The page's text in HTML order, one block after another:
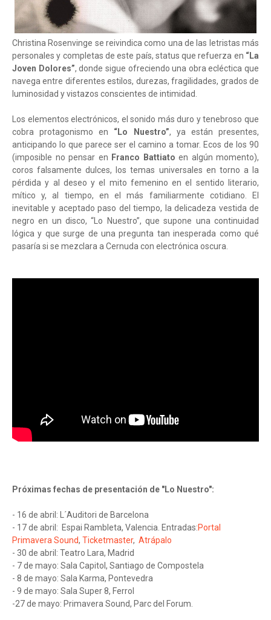
Christina Rosenvinge se reivindica como una de las letristas más
personales y completas de este país, status que refuerza en “La
Joven Dolores”, donde sigue ofreciendo una obra ecléctica que
navega entre diferentes estilos, durezas, fragilidades, grados de
luminosidad y vistazos conscientes de intimidad.
Los elementos electrónicos, el sonido más duro y tenebroso que
cobra protagonismo en “Lo Nuestro”, ya están presentes,
anticipando lo que parece ser el camino a tomar. Ecos de los 90
(imposible no pensar en Franco Battiato en algún momento),
coros falsamente dulces, los temas universales en torno a la
pérdida y al deseo y el mito femenino en el sentido literario,
mítico y, al tiempo, en el más familiarmente cotidiano. El
inevitable y aceptado paso del tiempo, la delicadeza vestida de
negro en un disco, “Lo Nuestro”, que supone una continuidad
lógica y que surge de una pregunta tan inesperada como qué
pasaría si se mezclara a Cernuda con electrónica oscura.
Próximas fechas de presentación de "Lo Nuestro":
- 16 de abril: L´Auditori de Barcelona
- 17 de abril: Espai Rambleta, Valencia. Entradas:Portal
Primavera Sound, Ticketmaster, Atrápalo
- 30 de abril: Teatro Lara, Madrid
- 7 de mayo: Sala Capitol, Santiago de Compostela
- 8 de mayo: Sala Karma, Pontevedra
- 9 de mayo: Sala Super 8, Ferrol
-27 de mayo: Primavera Sound, Parc del Forum.